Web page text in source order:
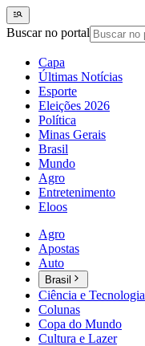
Buscar no portal
Capa
Últimas Notícias
Esporte
Eleições 2026
Política
Minas Gerais
Brasil
Mundo
Agro
Entretenimento
Eloos
Agro
Apostas
Auto
Brasil
Ciência e Tecnologia
Colunas
Copa do Mundo
Cultura e Lazer